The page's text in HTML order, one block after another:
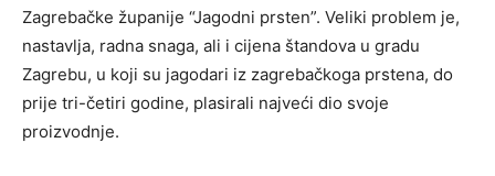
Zagrebačke županije “Jagodni prsten”. Veliki problem je,
nastavlja, radna snaga, ali i cijena štandova u gradu
Zagrebu, u koji su jagodari iz zagrebačkoga prstena, do
prije tri-četiri godine, plasirali najveći dio svoje
proizvodnje.